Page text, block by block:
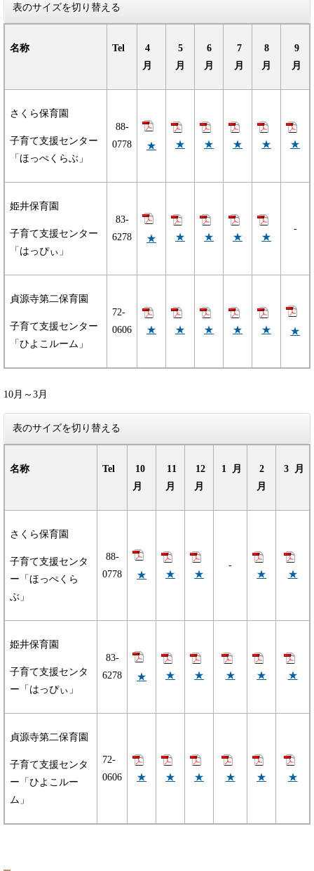
表のサイズを切り替える
名称 Tel
4
月
5
月
6
月
7
月
8
月
9
月
さくら保育園
子育て支援センター
「ほっぺくらぶ」
88-
0778
★ ★ ★ ★ ★ ★
姫井保育園
子育て支援センター
「はっぴぃ」
83-
6278
★ ★ ★ ★ ★
-
貞源寺第二保育園
子育て支援センター
「ひよこルーム」
72-
0606
★ ★ ★ ★ ★ ★
10月～3月
表のサイズを切り替える
名称 Tel
10
月
11
月
12
月
1 月
2
月
3 月
さくら保育園
子育て支援センタ
ー「ほっぺくら
ぶ」
88-
0778
★ ★ ★
-
★
★
姫井保育園
子育て支援センタ
ー「はっぴぃ」
83-
6278
★ ★ ★ ★ ★ ★
貞源寺第二保育園
子育て支援センタ
ー「ひよこルー
ム」
72-
0606
★ ★ ★ ★ ★ ★